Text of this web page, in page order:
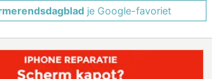
je Google-favoriet